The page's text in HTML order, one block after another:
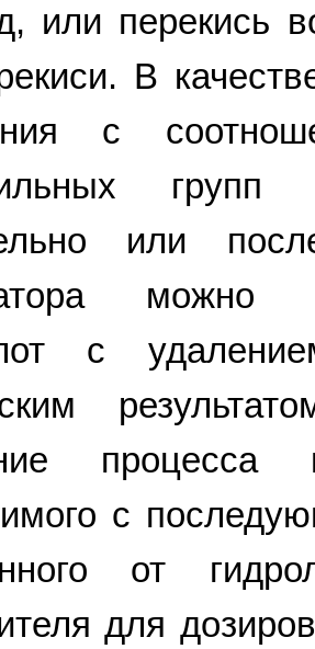
или перекись
В
с
или
можно
с
процесса
с
от
для